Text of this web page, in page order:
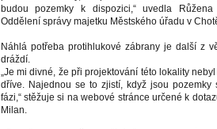
budou pozemky k dispozici,“ uvedla
Oddělení správy majetku Městského úřadu v
Náhlá potřeba protihlukové zábrany je další z
dráždí.
„Je mi divné, že při projektování této lokality
dříve. Najednou se to zjistí, když jsou pozemky
fázi,“ stěžuje si na webové stránce určené k
Milan.